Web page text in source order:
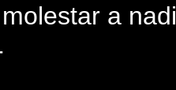
a